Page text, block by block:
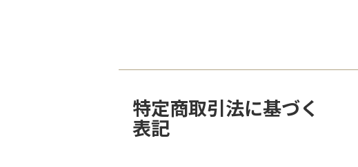
特定商取引法に基づく
表記